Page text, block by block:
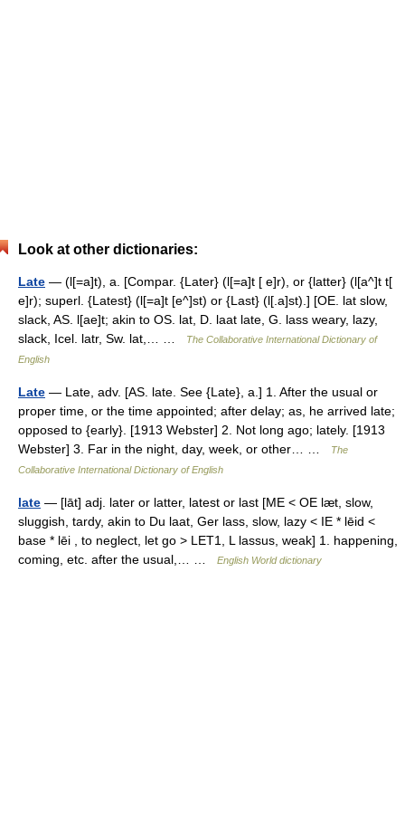
Look at other dictionaries:
Late — (l[=a]t), a. [Compar. {Later} (l[=a]t [ e]r), or {latter} (l[a^]t t[
e]r); superl. {Latest} (l[=a]t [e^]st) or {Last} (l[.a]st).] [OE. lat slow,
slack, AS. l[ae]t; akin to OS. lat, D. laat late, G. lass weary, lazy,
slack, Icel. latr, Sw. lat,… …
The Collaborative International Dictionary of
English
Late — Late, adv. [AS. late. See {Late}, a.] 1. After the usual or
proper time, or the time appointed; after delay; as, he arrived late;
opposed to {early}. [1913 Webster] 2. Not long ago; lately. [1913
Webster] 3. Far in the night, day, week, or other… …
The
Collaborative International Dictionary of English
late — [lāt] adj. later or latter, latest or last [ME < OE læt, slow,
sluggish, tardy, akin to Du laat, Ger lass, slow, lazy < IE * lēid <
base * lēi , to neglect, let go > LET1, L lassus, weak] 1. happening,
coming, etc. after the usual,… …
English World dictionary